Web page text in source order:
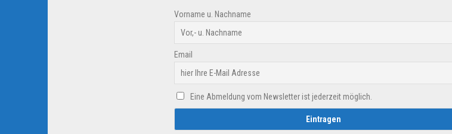
Vorname u. Nachname
Email
Eine Abmeldung vom Newsletter ist jederzeit möglich.